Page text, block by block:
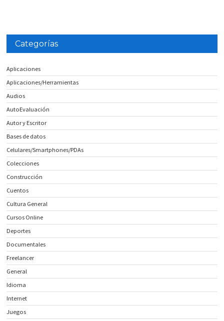
Categorías
Aplicaciones
Aplicaciones/Herramientas
Audios
AutoEvaluación
Autor y Escritor
Bases de datos
Celulares/Smartphones/PDAs
Colecciones
Construcción
Cuentos
Cultura General
Cursos Online
Deportes
Documentales
Freelancer
General
Idioma
Internet
Juegos